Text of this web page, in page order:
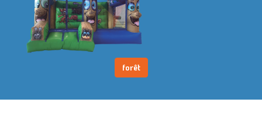
forêt